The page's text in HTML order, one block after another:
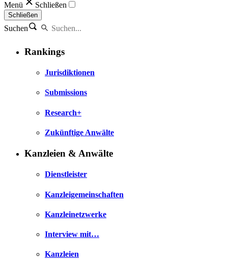
Menü Schließen
Schließen
Suchen
Rankings
Jurisdiktionen
Submissions
Research+
Zukünftige Anwälte
Kanzleien & Anwälte
Dienstleister
Kanzleigemeinschaften
Kanzleinetzwerke
Interview mit…
Kanzleien